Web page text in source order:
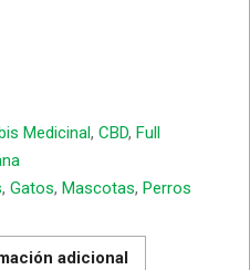
Medicinal, CBD, Full
, Gatos, Mascotas, Perros
adicional